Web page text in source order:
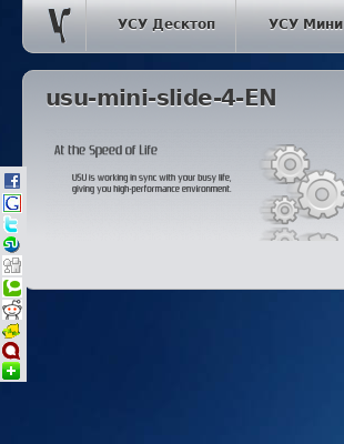
УСУ Десктоп УСУ Мини
usu-mini-slide-4-EN